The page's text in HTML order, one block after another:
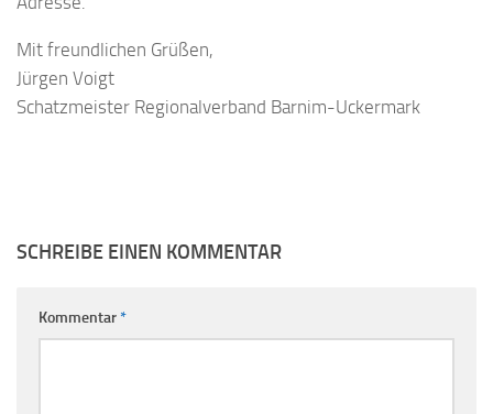
Mit freundlichen Grüßen,
Jürgen Voigt
Schatzmeister Regionalverband Barnim-Uckermark
SCHREIBE EINEN KOMMENTAR
Kommentar*